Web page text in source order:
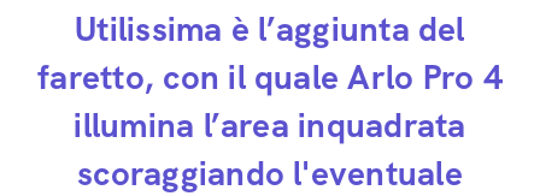
Utilissima è l’aggiunta del
faretto, con il quale Arlo Pro 4
illumina l’area inquadrata
scoraggiando l'eventuale